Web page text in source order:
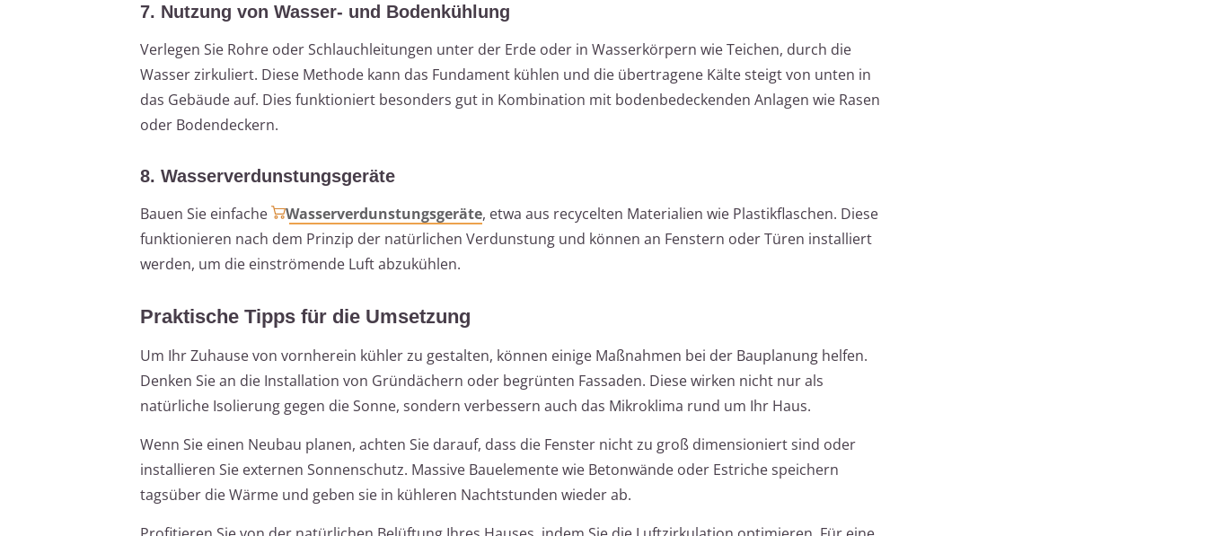
7. Nutzung von Wasser- und Bodenkühlung
Verlegen Sie Rohre oder Schlauchleitungen unter der Erde oder in Wasserkörpern wie Teichen, durch die
Wasser zirkuliert. Diese Methode kann das Fundament kühlen und die übertragene Kälte steigt von unten in
das Gebäude auf. Dies funktioniert besonders gut in Kombination mit bodenbedeckenden Anlagen wie Rasen
oder Bodendeckern.
8. Wasserverdunstungsgeräte
Bauen Sie einfache
Wasserverdunstungsgeräte, etwa aus recycelten Materialien wie Plastikflaschen. Diese
funktionieren nach dem Prinzip der natürlichen Verdunstung und können an Fenstern oder Türen installiert
werden, um die einströmende Luft abzukühlen.
Praktische Tipps für die Umsetzung
Um Ihr Zuhause von vornherein kühler zu gestalten, können einige Maßnahmen bei der Bauplanung helfen.
Denken Sie an die Installation von Gründächern oder begrünten Fassaden. Diese wirken nicht nur als
natürliche Isolierung gegen die Sonne, sondern verbessern auch das Mikroklima rund um Ihr Haus.
Wenn Sie einen Neubau planen, achten Sie darauf, dass die Fenster nicht zu groß dimensioniert sind oder
installieren Sie externen Sonnenschutz. Massive Bauelemente wie Betonwände oder Estriche speichern
tagsüber die Wärme und geben sie in kühleren Nachtstunden wieder ab.